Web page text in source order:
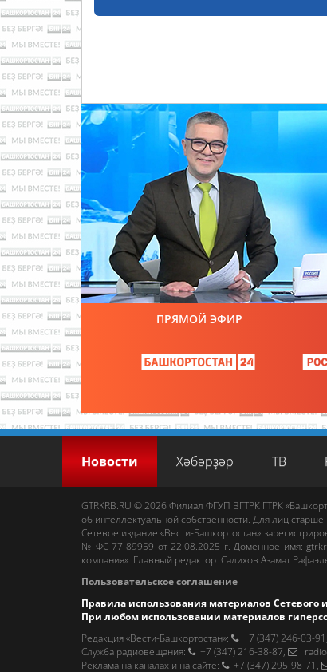
ПРЯМОЙ ЭФИР
Новости Хәбәрҙәр ТВ
GTRKRB.RU © 2026 Филиал ФГУП ВГТРК ГТРК
об интеллектуальной собственности. Для лиц старше
Сетевое издание «Вести-Башкортостан»
№ ФС 77-89959 от 22.08.2025 г. Доменное имя:
компания». Главный редактор: Салихов Азамат
Пользовательское соглашение
Правила использования материалов Сетевого
При любом использовании материалов
Редакция «Вести-Башкортостан»: +7 (347) 246-03-91
Cлужба радиовещания: +7 (347) 216-38-87,
Реклама на каналах и на сайте: +7 (347) 295-98-71 ,